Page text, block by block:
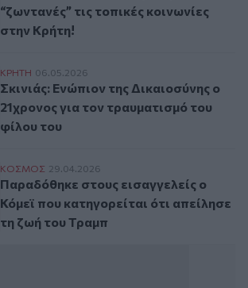
“ζωντανές” τις τοπικές κοινωνίες
στην Κρήτη!
Σκινιάς: Ενώπιον της Δικαιοσύνης ο
ΚΡΗΤΗ 06.05.2026
Σκινιάς: Ενώπιον της Δικαιοσύνης ο
21χρονος για τον τραυματισμό του
φίλου του
Παραδόθηκε στους εισαγγελείς ο Κόμεϊ
ΚΟΣΜΟΣ 29.04.2026
Παραδόθηκε στους εισαγγελείς ο
Κόμεϊ που κατηγορείται ότι απείλησε
τη ζωή του Τραμπ